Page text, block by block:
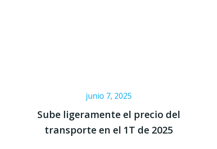
junio 7, 2025
Sube ligeramente el precio del
transporte en el 1T de 2025